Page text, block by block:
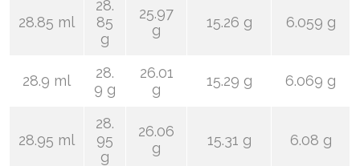
28.85 ml
28.
85
g
25.97
g
15.26 g 6.059 g
28.9 ml
28.
9 g
26.01
g
15.29 g 6.069 g
28.95 ml
28.
95
g
26.06
g
15.31 g 6.08 g